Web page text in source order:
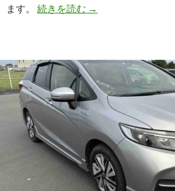
ます。 続きを読む
【買
三
菱
フ
ァ
イ
タ
ー
（PA-
FK61FK）・
→